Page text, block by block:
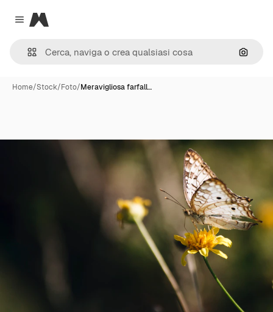
Close menu
Magnific
Cerca
Home/Stock/Foto/Meravigliosa farfall…